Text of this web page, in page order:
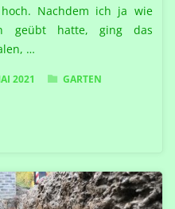
Nachdem ich ja wie
geübt hatte, ging das
…
2021 GARTEN